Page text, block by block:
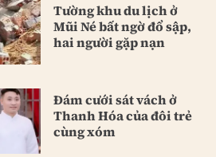
Tường khu du lịch ở
Mũi Né bất ngờ đổ sập,
hai người gặp nạn
Đám cưới sát vách ở
Thanh Hóa của đôi trẻ
cùng xóm